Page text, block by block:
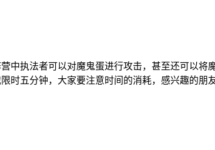
中执法者可以对魔鬼蛋进行攻击，甚至还可以
五分钟，大家要注意时间的消耗，感兴趣的朋